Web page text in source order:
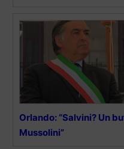
Orlando: “Salvini? Un
Mussolini”